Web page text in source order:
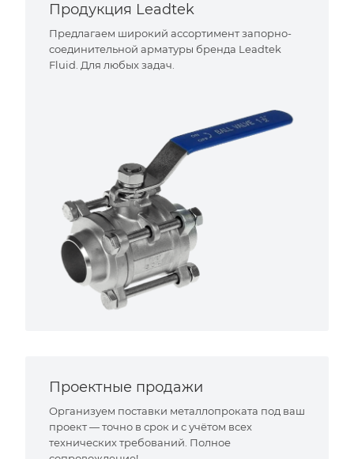
Продукция Leadtek
Предлагаем широкий ассортимент запорно-
соединительной арматуры бренда Leadtek
Fluid. Для любых задач.
Проектные продажи
Организуем поставки металлопроката под ваш
проект — точно в срок и с учётом всех
технических требований. Полное